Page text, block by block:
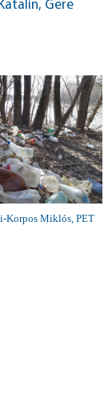
Gere
Korpos Miklós, PET